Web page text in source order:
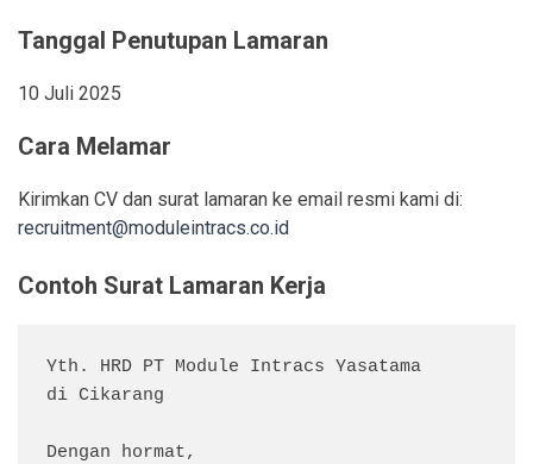
Tanggal Penutupan Lamaran
10 Juli 2025
Cara Melamar
Kirimkan CV dan surat lamaran ke email resmi kami di:
recruitment@moduleintracs.co.id
Contoh Surat Lamaran Kerja
Yth. HRD PT Module Intracs Yasatama
di Cikarang
Dengan hormat,